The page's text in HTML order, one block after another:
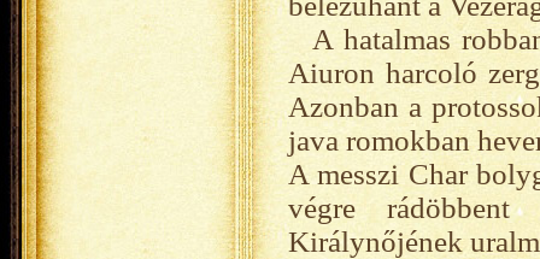
A hatalmas
Aiuron harcoló
Azonban a
java romokban
A messzi Char
végre
Királynőjének